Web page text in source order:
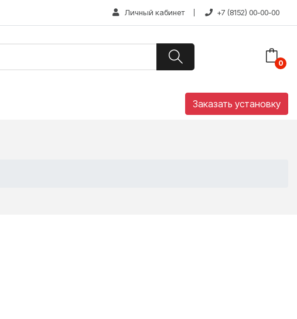
Личный кабинет +7 (8152) 00-00-00
Заказать установку